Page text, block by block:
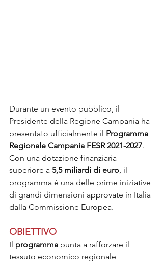
Durante un evento pubblico, il
Presidente della Regione Campania ha
presentato ufficialmente il Programma
Regionale Campania FESR 2021-2027.
Con una dotazione finanziaria
superiore a 5,5 miliardi di euro , il
programma è una delle prime iniziative
di grandi dimensioni approvate in Italia
dalla Commissione Europea.
OBIETTIVO
Il programma punta a rafforzare il
tessuto economico regionale